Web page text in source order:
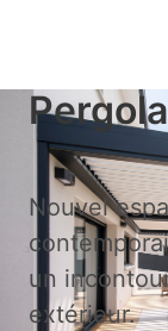
Nouvel
un
extérieur.